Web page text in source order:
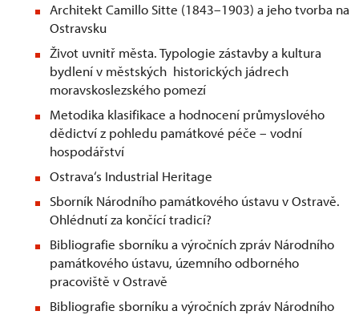
Architekt Camillo Sitte (1843–1903) a jeho tvorba na
Ostravsku
Život uvnitř města. Typologie zástavby a kultura
bydlení v městských historických jádrech
moravskoslezského pomezí
Metodika klasifikace a hodnocení průmyslového
dědictví z pohledu památkové péče – vodní
hospodářství
Ostrava‘s Industrial Heritage
Sborník Národního památkového ústavu v Ostravě.
Ohlédnutí za končící tradicí?
Bibliografie sborníku a výročních zpráv Národního
památkového ústavu, územního odborného
pracoviště v Ostravě
Bibliografie sborníku a výročních zpráv Národního